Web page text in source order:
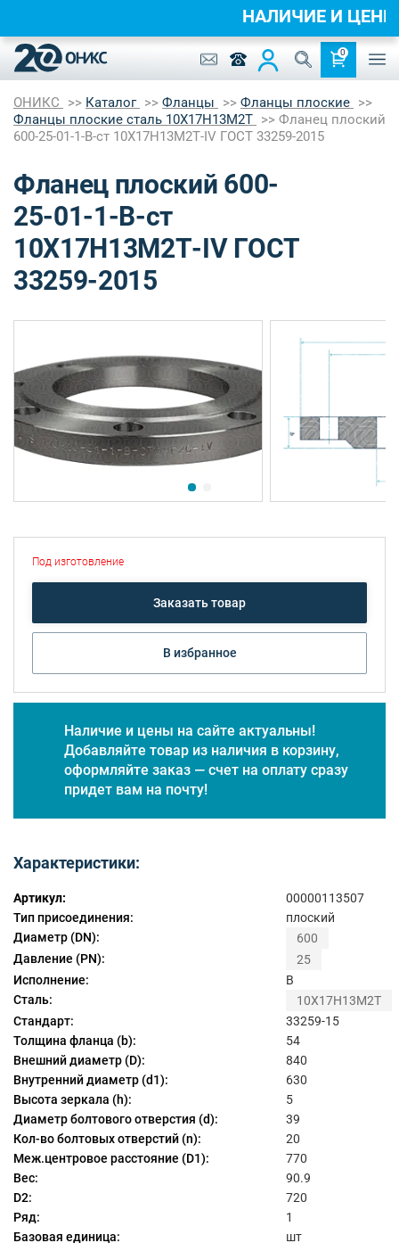
0
ОНИКС Каталог Фланцы
Фланцы плоские
Фланцы плоские сталь 10Х17Н13М2Т
Фланец плоский
600-25-01-1-B-ст 10Х17Н13М2Т-IV ГОСТ 33259-2015
Фланец плоский 600-
25-01-1-B-ст
10Х17Н13М2Т-IV ГОСТ
33259-2015
Под изготовление
Заказать товар
В избранное
Наличие и цены на сайте актуальны!
Добавляйте товар из наличия в корзину,
оформляйте заказ — счет на оплату сразу
придет вам на почту!
Характеристики:
Артикул:
00000113507
Тип присоединения:
плоский
Диаметр (DN):
600
Давление (PN):
25
Исполнение:
B
Сталь:
10Х17Н13М2Т
Стандарт:
33259-15
Толщина фланца (b):
54
Внешний диаметр (D):
840
Внутренний диаметр (d1):
630
Высота зеркала (h):
5
Диаметр болтового отверстия (d):
39
Кол-во болтовых отверстий (n):
20
Меж.центровое расстояние (D1):
770
Вес:
90.9
D2:
720
Ряд:
1
Базовая единица:
шт
НАЛИЧИЕ И